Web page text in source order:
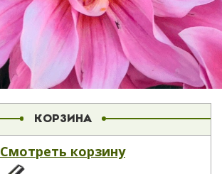
КОРЗИНА
Смотреть корзину